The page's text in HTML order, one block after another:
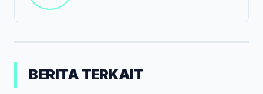
BERITA TERKAIT